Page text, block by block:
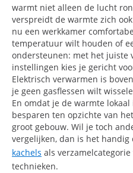
warmt niet alleen de lucht
verspreidt de warmte zich
nu een werkkamer
temperatuur wilt houden of
ondersteunen: met het juiste
instellingen kies je gericht
Elektrisch verwarmen is
je geen gasflessen wilt
En omdat je de warmte
besparen ten opzichte van
groot gebouw. Wil je toch
vergelijken, dan is het handig
kachels als
technieken.